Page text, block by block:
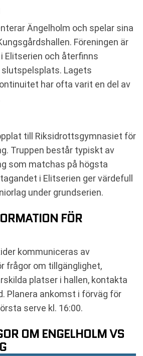
Ängelholm och spelar sina
Föreningen är
Elitserien och återfinns
Lagets
har ofta varit en del av
till Riksidrottsgymnasiet för
Truppen består typiskt av
som matchas på högsta
i Elitserien ger värdefull
under grundserien.
FÖR
kommuniceras av
frågor om tillgänglighet,
platser i hallen, kontakta
Planera ankomst i förväg för
serve kl. 16:00.
OM ENGELHOLM VS